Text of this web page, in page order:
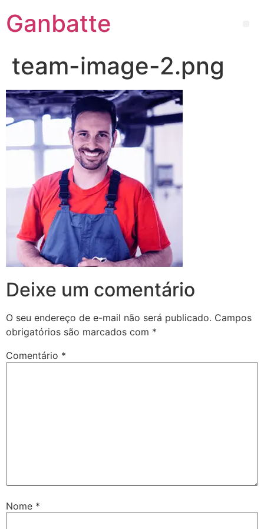
Ganbatte
team-image-2.png
Deixe um comentário
O seu endereço de e-mail não será publicado. Campos
obrigatórios são marcados com *
Comentário *
Nome *